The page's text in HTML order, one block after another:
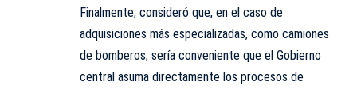
Finalmente, consideró que, en el caso de
adquisiciones más especializadas, como camiones
de bomberos, sería conveniente que el Gobierno
central asuma directamente los procesos de